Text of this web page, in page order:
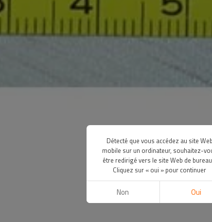
Détecté que vous accédez au site Web
mobile sur un ordinateur, souhaitez-
être redirigé vers le site Web de
Cliquez sur « oui » pour continuer
Non Oui